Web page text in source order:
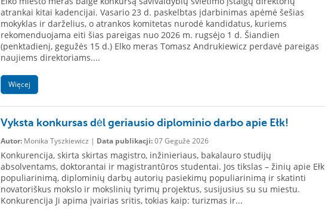
atrankai kitai kadencijai. Vasario 23 d. paskelbtas įdarbinimas apėmė šešias
mokyklas ir darželius, o atrankos komitetas nurodė kandidatus, kuriems
rekomenduojama eiti šias pareigas nuo 2026 m. rugsėjo 1 d. Šiandien
(penktadienį, gegužės 15 d.) Elko meras Tomasz Andrukiewicz perdavė pareigas
naujiems direktoriams....
Więcej
Vyksta konkursas dėl geriausio diplominio darbo apie Ełk!
Autor:Monika Tyszkiewicz | Data publikacji:07 Gegužė 2026
Konkurencija, skirta skirtas magistro, inžinieriaus, bakalauro studijų
absolventams, doktorantai ir magistrantūros studentai. Jos tikslas – žinių apie Ełk
populiarinimą, diplominių darbų autorių pasiekimų populiarinimą ir skatinti
novatoriškus mokslo ir mokslinių tyrimų projektus, susijusius su su miestu.
Konkurencija Ji apima įvairias sritis, tokias kaip: turizmas ir...